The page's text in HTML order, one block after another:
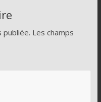
publiée. Les champs